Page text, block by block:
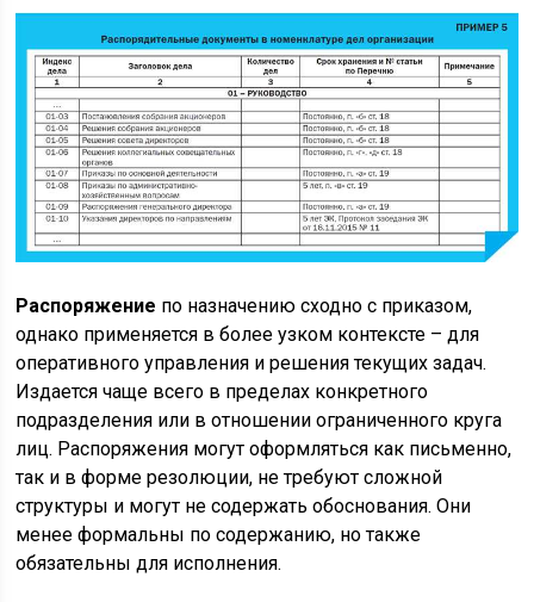
Распоряжение по назначению сходно с приказом,
однако применяется в более узком контексте – для
оперативного управления и решения текущих задач.
Издается чаще всего в пределах конкретного
подразделения или в отношении ограниченного круга
лиц. Распоряжения могут оформляться как письменно,
так и в форме резолюции, не требуют сложной
структуры и могут не содержать обоснования. Они
менее формальны по содержанию, но также
обязательны для исполнения.